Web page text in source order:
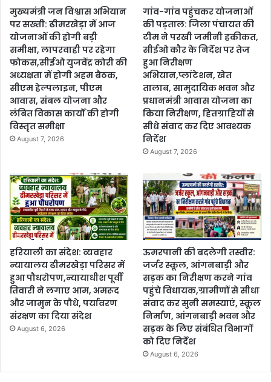
मुख्यमंत्री जन विश्वास अभियान
पर सख्ती: ढीमरखेड़ा में आज
योजनाओं की होगी बड़ी
समीक्षा, लापरवाही पर रहेगा
फोकस,सीईओ युजवेंद्र कोरी की
अध्यक्षता में होगी अहम बैठक,
सीएम हेल्पलाइन, पीएम
आवास, संबल योजना और
लंबित विकास कार्यों की होगी
विस्तृत समीक्षा
August 7, 2026
गांव-गांव पहुंचकर योजनाओं
की पड़ताल: जिला पंचायत की
टीम ने परखी जमीनी हकीकत,
सीईओ कौर के निर्देश पर तेज
हुआ निरीक्षण
अभियान,प्लांटेशन, खेत
तालाब, सामुदायिक भवन और
प्रधानमंत्री आवास योजना का
किया निरीक्षण, हितग्राहियों से
सीधे संवाद कर दिए आवश्यक
निर्देश
August 7, 2026
हरियाली का संदेश: व्यवहार
न्यायालय ढीमरखेड़ा परिसर में
हुआ पौधरोपण,न्यायाधीश पूर्वी
तिवारी ने लगाए आम, अमरूद
और जामुन के पौधे, पर्यावरण
संरक्षण का दिया संदेश
August 6, 2026
ऊमरपानी की बदलेगी तस्वीर:
जर्जर स्कूल, आंगनबाड़ी और
सड़क का निरीक्षण करने गांव
पहुंचे विधायक,ग्रामीणों से सीधा
संवाद कर सुनी समस्याएं, स्कूल
निर्माण, आंगनबाड़ी भवन और
सड़क के लिए संबंधित विभागों
को दिए निर्देश
August 6, 2026